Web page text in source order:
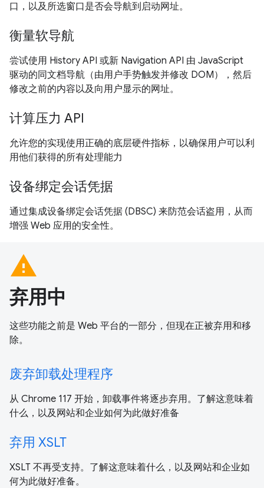
口，以及所选窗口是否会导航到启动网址。
衡量软导航
尝试使用 History API 或新 Navigation API 由 JavaScript
驱动的同文档导航（由用户手势触发并修改 DOM），然后
修改之前的内容以及向用户显示的网址。
计算压力 API
允许您的实现使用正确的底层硬件指标，以确保用户可以利
用他们获得的所有处理能力
设备绑定会话凭据
通过集成设备绑定会话凭据 (DBSC) 来防范会话盗用，从而
增强 Web 应用的安全性。
warning
弃用中
这些功能之前是 Web 平台的一部分，但现在正被弃用和移
除。
废弃卸载处理程序
从 Chrome 117 开始，卸载事件将逐步弃用。了解这意味着
什么，以及网站和企业如何为此做好准备
弃用 XSLT
XSLT 不再受支持。了解这意味着什么，以及网站和企业如
何为此做好准备。